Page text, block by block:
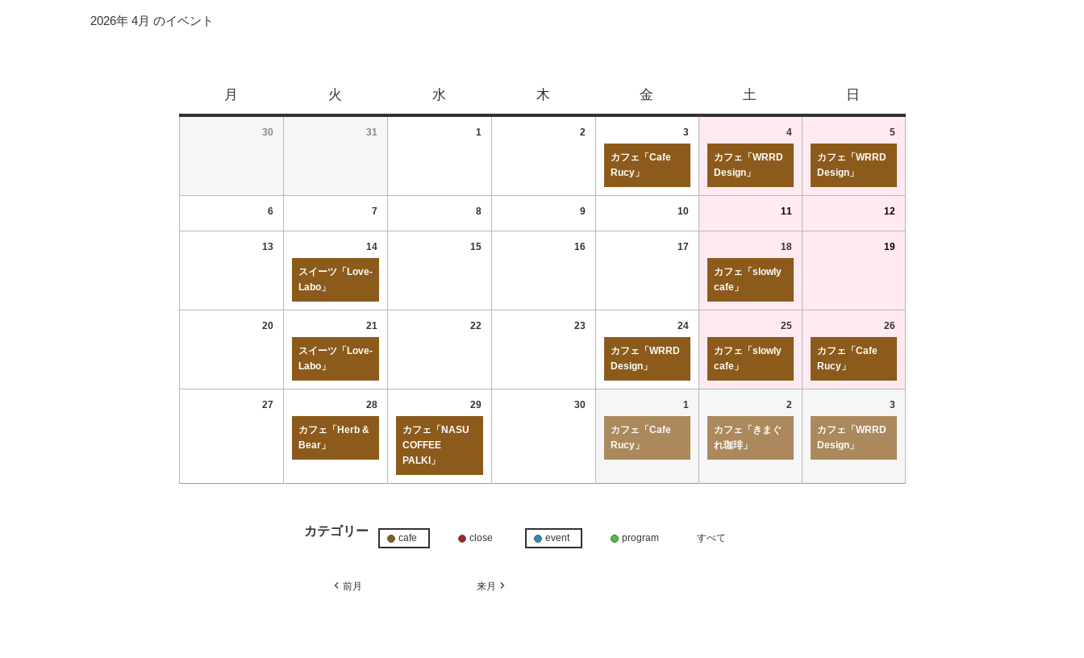
2026年 4月 のイベント
月 火 水 木 金 土 日
30 31 1 2 3
カフェ「Cafe
Rucy」
4
カフェ「WRRD
Design」
5
カフェ「WRRD
Design」
6 7 8 9 10 11 12
13 14
スイーツ「Love-
Labo」
15 16 17 18
カフェ「slowly
cafe」
19
20 21
スイーツ「Love-
Labo」
22 23 24
カフェ「WRRD
Design」
25
カフェ「slowly
cafe」
26
カフェ「Cafe
Rucy」
27 28
カフェ「Herb &
Bear」
29
カフェ「NASU
COFFEE
PALKI」
30 1
カフェ「Cafe
Rucy」
2
カフェ「きまぐ
れ珈琲」
3
カフェ「WRRD
Design」
カテゴリー cafe close event program すべて
前月 来月